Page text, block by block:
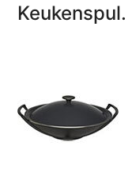
Keukenspul.